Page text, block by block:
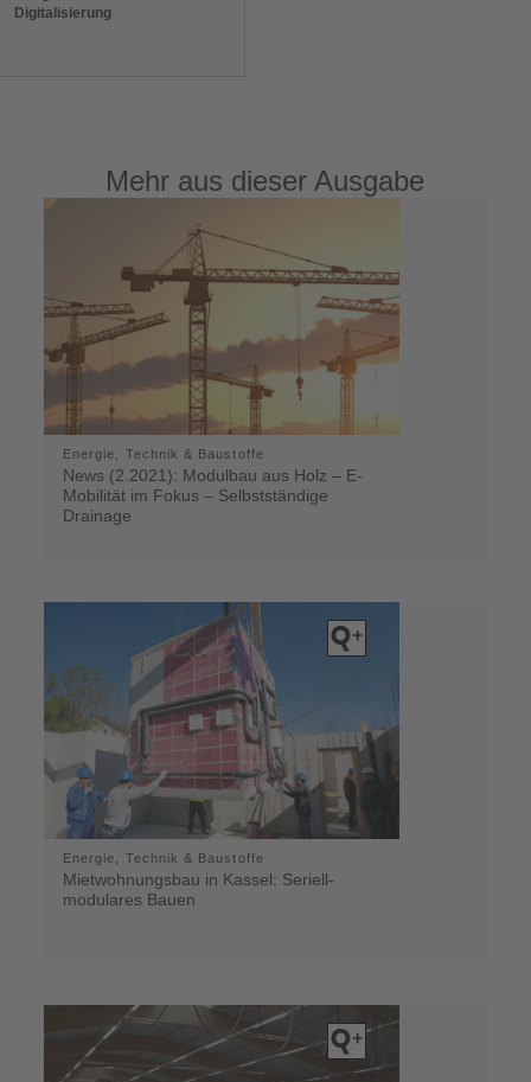
Digitalisierung
Mehr aus dieser Ausgabe
Energie, Technik & Baustoffe
News (2.2021): Modulbau aus Holz – E-
Mobilität im Fokus – Selbstständige
Drainage
Energie, Technik & Baustoffe
Mietwohnungsbau in Kassel: Seriell-
modulares Bauen